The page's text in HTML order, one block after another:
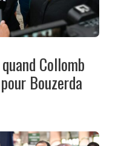
Collomb
Bouzerda